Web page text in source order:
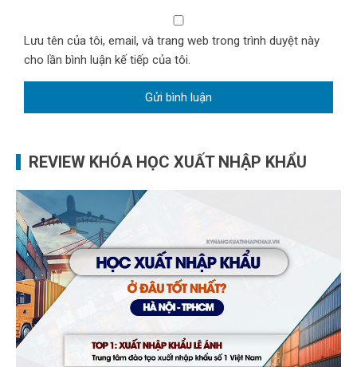
Lưu tên của tôi, email, và trang web trong trình duyệt này
cho lần bình luận kế tiếp của tôi.
REVIEW KHÓA HỌC XUẤT NHẬP KHẨU